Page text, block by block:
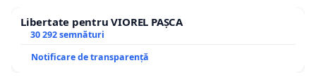
Libertate pentru VIOREL PAȘCA
30 292 semnături
Notificare de transparență